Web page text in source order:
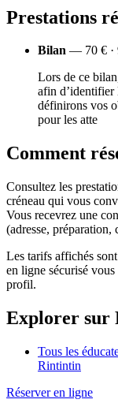
Prestations
Bilan — 70 € ·
Lors de ce
afin d’identifier
définirons vos
pour les atte
Comment
Consultez les
créneau qui vous
Vous recevrez une
(adresse, préparation,
Les tarifs affichés
en ligne sécurisé
profil.
Explorer sur
Tous les
Rintintin
Réserver en ligne